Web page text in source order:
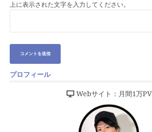
上に表示された文字を入力してください。
プロフィール
Webサイト：月間1万PV